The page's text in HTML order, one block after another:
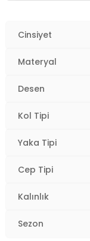
Cinsiyet
Materyal
Desen
Kol Tipi
Yaka Tipi
Cep Tipi
Kalınlık
Sezon